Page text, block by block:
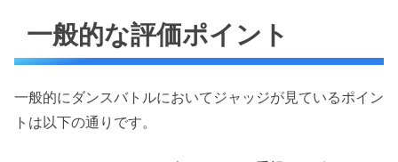
一般的な評価ポイント
一般的にダンスバトルにおいてジャッジが見ているポイン
トは以下の通りです。